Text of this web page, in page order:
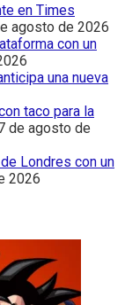
en Times
agosto de 2026
con un
una nueva
taco para la
de agosto de
Londres con un
2026